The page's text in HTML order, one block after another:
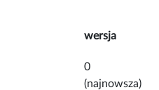
wersja
0
(najnowsza)